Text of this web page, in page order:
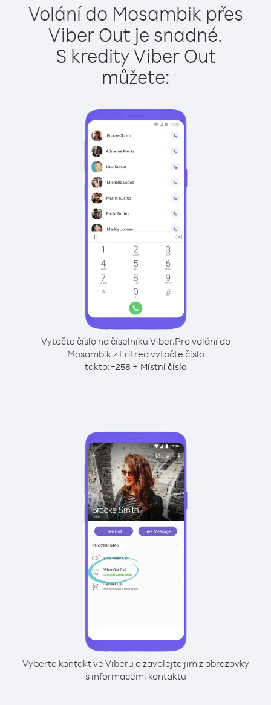
Volání do Mosambik přes
Viber Out je snadné.
S kredity Viber Out
můžete:
Vytočte číslo na číselníku Viber.Pro volání do
Mosambik z Eritrea vytočte číslo
takto:+258 + Místní číslo
Vyberte kontakt ve Viberu a zavolejte jim z obrazovky
s informacemi kontaktu